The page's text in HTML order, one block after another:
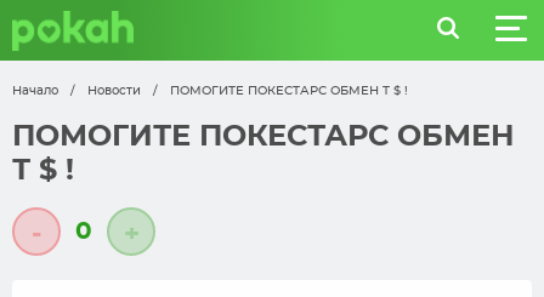
Начало / Новости / ПОМОГИТЕ ПОКЕСТАРС ОБМЕН Т $ !
ПОМОГИТЕ ПОКЕСТАРС ОБМЕН
Т $ !
- 0 +